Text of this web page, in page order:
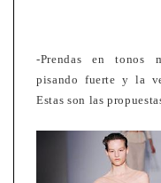
-Prendas en tonos
pisando fuerte y la
Estas son las